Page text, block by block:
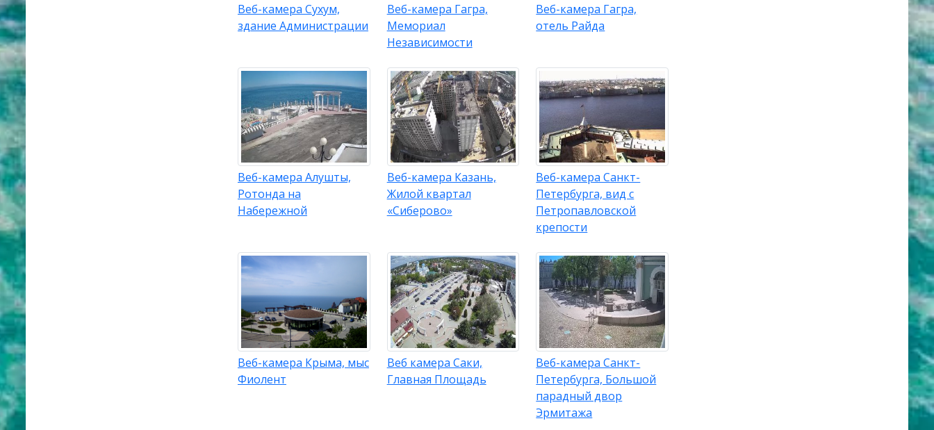
Веб-камера Сухум,
здание Администрации
Веб-камера Гагра,
Мемориал
Независимости
Веб-камера Гагра,
отель Райда
Веб-камера Алушты,
Ротонда на
Набережной
Веб-камера Казань,
Жилой квартал
«Сиберово»
Веб-камера Санкт-
Петербурга, вид с
Петропавловской
крепости
Веб-камера Крыма, мыс
Фиолент
Веб камера Саки,
Главная Площадь
Веб-камера Санкт-
Петербурга, Большой
парадный двор
Эрмитажа